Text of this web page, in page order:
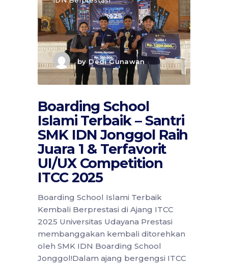
byDedi Gunawan
Boarding School
Islami Terbaik – Santri
SMK IDN Jonggol Raih
Juara 1 & Terfavorit
UI/UX Competition
ITCC 2025
Boarding School Islami Terbaik
Kembali Berprestasi di Ajang ITCC
2025 Universitas Udayana Prestasi
membanggakan kembali ditorehkan
oleh SMK IDN Boarding School
Jonggol!Dalam ajang bergengsi ITCC